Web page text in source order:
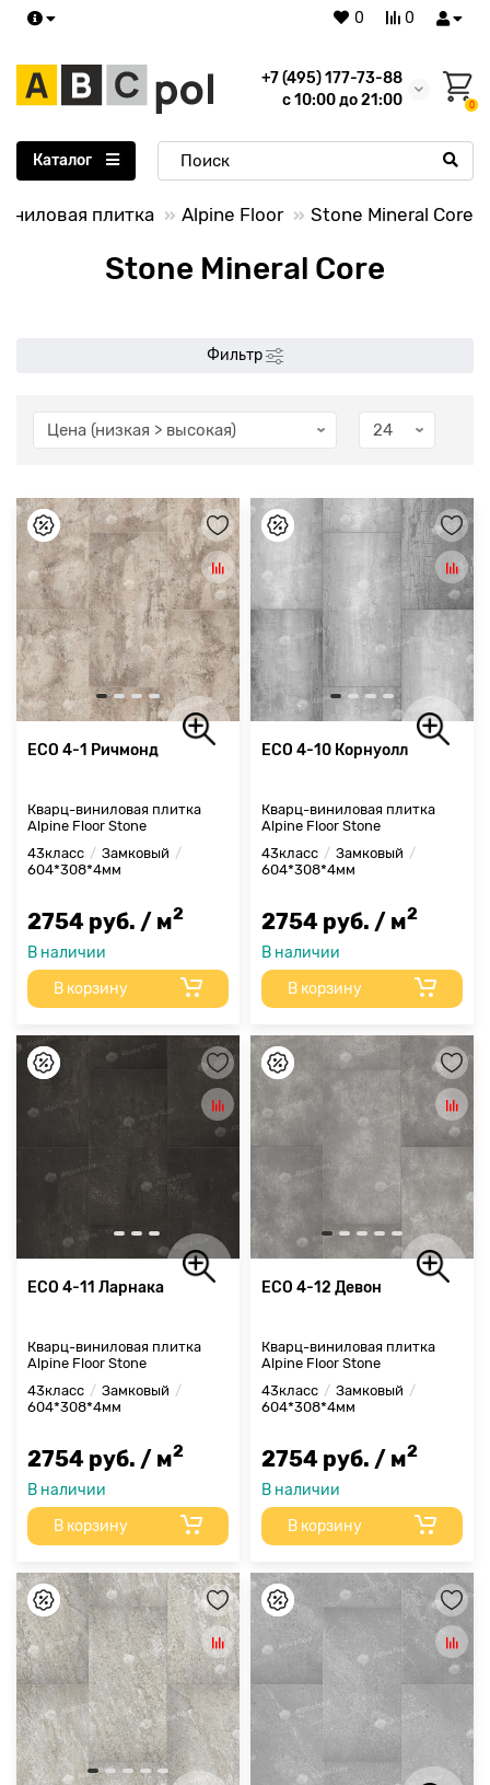
0
0
+7 (495) 177-73-88
с 10:00 до 21:00
0
Каталог
плитка Alpine Floor Stone Mineral Core
Stone Mineral Core
Фильтр
ECO 4-1 Ричмонд
Кварц-виниловая плитка
Alpine Floor Stone
43класс
Замковый
604*308*4мм
2754 руб. / м2
В наличии
В корзину
ECO 4-10 Корнуолл
Кварц-виниловая плитка
Alpine Floor Stone
43класс
Замковый
604*308*4мм
2754 руб. / м2
В наличии
В корзину
ECO 4-11 Ларнака
Кварц-виниловая плитка
Alpine Floor Stone
43класс
Замковый
604*308*4мм
2754 руб. / м2
В наличии
В корзину
ECO 4-12 Девон
Кварц-виниловая плитка
Alpine Floor Stone
43класс
Замковый
604*308*4мм
2754 руб. / м2
В наличии
В корзину